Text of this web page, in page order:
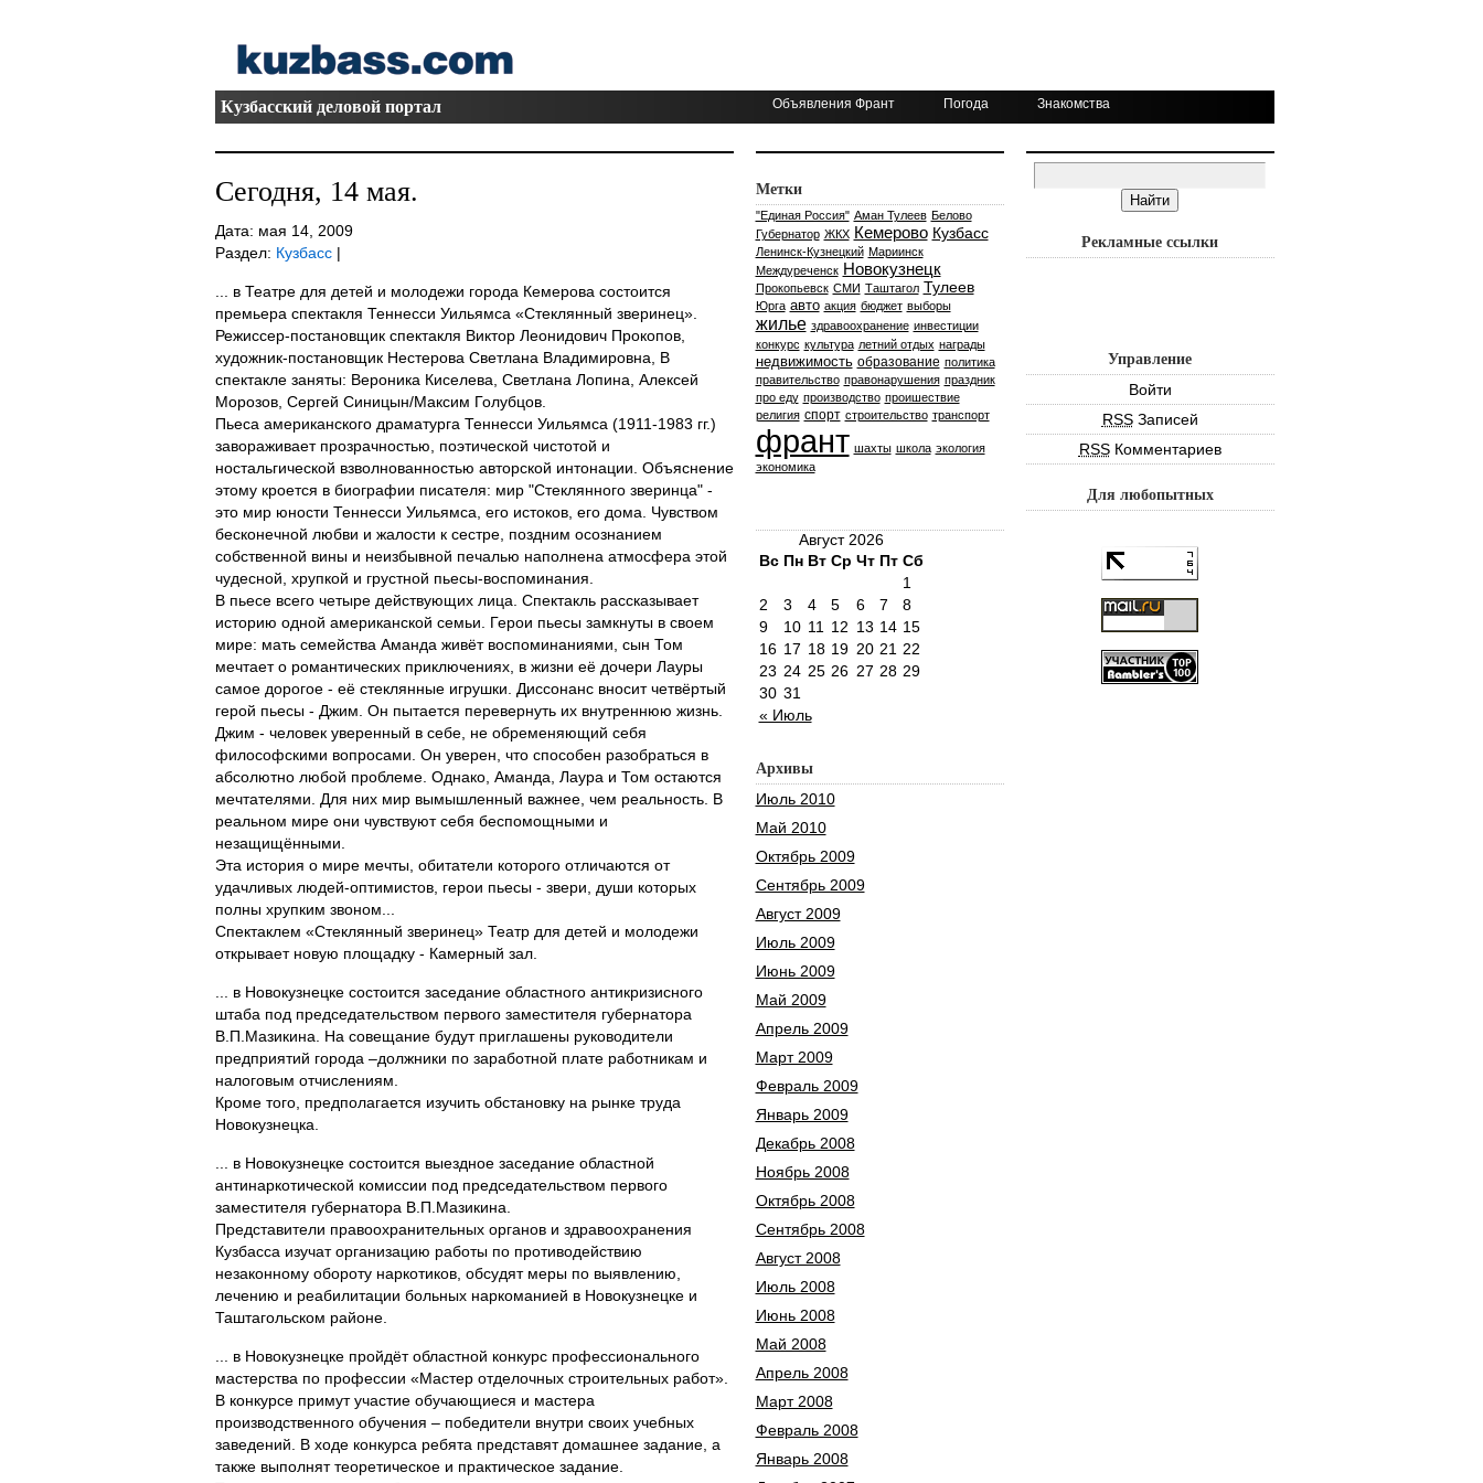
Кузбасский деловой портал Объявления Франт Погода Знакомства
Сегодня, 14 мая.
Дата: мая 14, 2009
Раздел: Кузбасс|
... в Театре для детей и молодежи города Кемерова состоится
премьера спектакля Теннесси Уильямса «Стеклянный зверинец».
Режиссер-постановщик спектакля Виктор Леонидович Прокопов,
художник-постановщик Нестерова Светлана Владимировна, В
спектакле заняты: Вероника Киселева, Светлана Лопина, Алексей
Морозов, Сергей Синицын/Максим Голубцов.
Пьеса американского драматурга Теннесси Уильямса (1911-1983 гг.)
завораживает прозрачностью, поэтической чистотой и
ностальгической взволнованностью авторской интонации. Объяснение
этому кроется в биографии писателя: мир "Стеклянного зверинца" -
это мир юности Теннесси Уильямса, его истоков, его дома. Чувством
бесконечной любви и жалости к сестре, поздним осознанием
собственной вины и неизбывной печалью наполнена атмосфера этой
чудесной, хрупкой и грустной пьесы-воспоминания.
В пьесе всего четыре действующих лица. Спектакль рассказывает
историю одной американской семьи. Герои пьесы замкнуты в своем
мире: мать семейства Аманда живёт воспоминаниями, сын Том
мечтает о романтических приключениях, в жизни её дочери Лауры
самое дорогое - её стеклянные игрушки. Диссонанс вносит четвёртый
герой пьесы - Джим. Он пытается перевернуть их внутреннюю жизнь.
Джим - человек уверенный в себе, не обременяющий себя
философскими вопросами. Он уверен, что способен разобраться в
абсолютно любой проблеме. Однако, Аманда, Лаура и Том остаются
мечтателями. Для них мир вымышленный важнее, чем реальность. В
реальном мире они чувствуют себя беспомощными и
незащищёнными.
Эта история о мире мечты, обитатели которого отличаются от
удачливых людей-оптимистов, герои пьесы - звери, души которых
полны хрупким звоном...
Спектаклем «Стеклянный зверинец» Театр для детей и молодежи
открывает новую площадку - Камерный зал.
... в Новокузнецке состоится заседание областного антикризисного
штаба под председательством первого заместителя губернатора
В.П.Мазикина. На совещание будут приглашены руководители
предприятий города –должники по заработной плате работникам и
налоговым отчислениям.
Кроме того, предполагается изучить обстановку на рынке труда
Новокузнецка.
... в Новокузнецке состоится выездное заседание областной
антинаркотической комиссии под председательством первого
заместителя губернатора В.П.Мазикина.
Представители правоохранительных органов и здравоохранения
Кузбасса изучат организацию работы по противодействию
незаконному обороту наркотиков, обсудят меры по выявлению,
лечению и реабилитации больных наркоманией в Новокузнецке и
Таштагольском районе.
... в Новокузнецке пройдёт областной конкурс профессионального
мастерства по профессии «Мастер отделочных строительных работ».
В конкурсе примут участие обучающиеся и мастера
производственного обучения – победители внутри своих учебных
заведений. В ходе конкурса ребята представят домашнее задание, а
также выполнят теоретическое и практическое задание.
Метки
"Единая Россия" Аман Тулеев Белово
Губернатор ЖКХ Кемерово Кузбасс
Ленинск-Кузнецкий Мариинск
Междуреченск Новокузнецк
Прокопьевск СМИ Таштагол Тулеев
Юрга авто акция бюджет выборы
жилье здравоохранение инвестиции
конкурс культура летний отдых награды
недвижимость образование политика
правительство правонарушения праздник
про еду производство проишествие
религия спорт строительство транспорт
франт шахты школа экология
экономика
Август 2026
Вс Пн Вт Ср Чт Пт Сб
« Июль
1
2
3 4 5 6 7
8
9
10 11 12 13 14 15
16 17 18 19 20 21 22
23 24 25 26 27 28 29
30 31
Архивы
Июль 2010
Май 2010
Октябрь 2009
Сентябрь 2009
Август 2009
Июль 2009
Июнь 2009
Май 2009
Апрель 2009
Март 2009
Февраль 2009
Январь 2009
Декабрь 2008
Ноябрь 2008
Октябрь 2008
Сентябрь 2008
Август 2008
Июль 2008
Июнь 2008
Май 2008
Апрель 2008
Март 2008
Февраль 2008
Январь 2008
Рекламные ссылки
Управление
Войти
RSSЗаписей
RSSКомментариев
Для любопытных